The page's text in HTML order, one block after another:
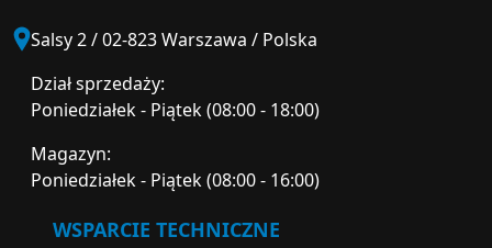
Salsy 2 / 02-823 Warszawa / Polska
Dział sprzedaży:
Poniedziałek - Piątek (08:00 - 18:00)
Magazyn:
Poniedziałek - Piątek (08:00 - 16:00)
WSPARCIE TECHNICZNE